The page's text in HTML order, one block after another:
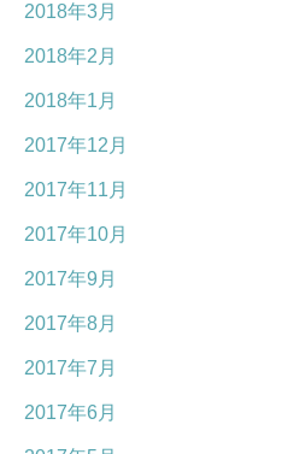
2018年3月
2018年2月
2018年1月
2017年12月
2017年11月
2017年10月
2017年9月
2017年8月
2017年7月
2017年6月